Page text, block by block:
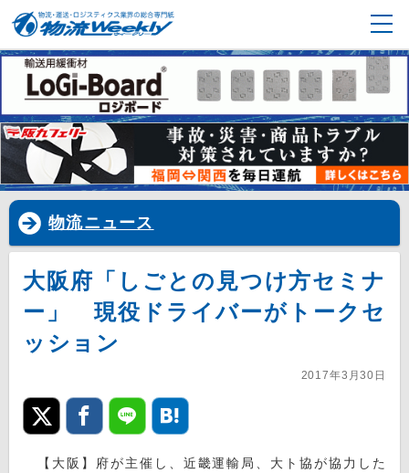
物流ニュース
大阪府「しごとの見つけ方セミナ
ー」 現役ドライバーがトークセ
ッション
2017年3月30日
【大阪】府が主催し、近畿運輸局、大ト協が協力した